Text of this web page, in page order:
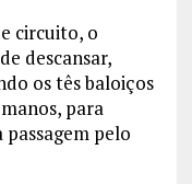
circuito, o
descansar,
os tês baloiços
para
pelo